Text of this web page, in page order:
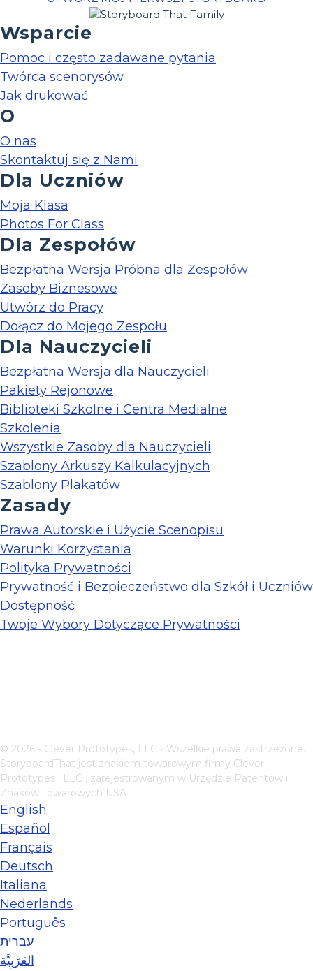
Wsparcie
Pomoc i często zadawane pytania
Twórca scenorysów
Jak drukować
O
O nas
Skontaktuj się z Nami
Dla Uczniów
Moja Klasa
Photos For Class
Dla Zespołów
Bezpłatna Wersja Próbna dla Zespołów
Zasoby Biznesowe
Utwórz do Pracy
Dołącz do Mojego Zespołu
Dla Nauczycieli
Bezpłatna Wersja dla Nauczycieli
Pakiety Rejonowe
Biblioteki Szkolne i Centra Medialne
Szkolenia
Wszystkie Zasoby dla Nauczycieli
Szablony Arkuszy Kalkulacyjnych
Szablony Plakatów
Zasady
Prawa Autorskie i Użycie Scenopisu
Warunki Korzystania
Polityka Prywatności
Prywatność i Bezpieczeństwo dla Szkół i Uczniów
Dostępność
Twoje Wybory Dotyczące Prywatności
© 2026 - Clever Prototypes, LLC - Wszelkie prawa zastrzeżone.
StoryboardThat jest znakiem towarowym firmy Clever
Prototypes , LLC , zarejestrowanym w Urzędzie Patentów i
Znaków Towarowych USA
English
Español
Français
Deutsch
Italiana
Nederlands
Português
עברית
العَرَبِيَّة